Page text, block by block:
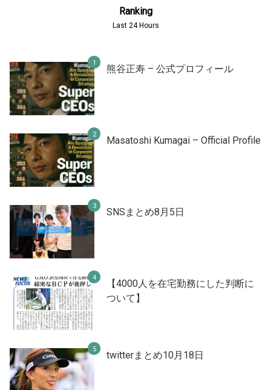
Ranking
Last 24 Hours
熊谷正寿 – 公式プロフィール
Masatoshi Kumagai – Official Profile
SNSまとめ8月5日
【4000人を在宅勤務にした判断に
ついて】
twitterまとめ10月18日